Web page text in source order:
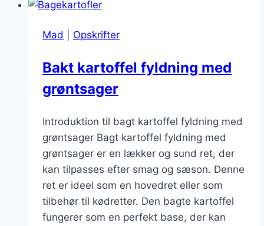
i
Mad
Opskrifter
Bakt kartoffel fyldning med
grøntsager
Introduktion til bagt kartoffel fyldning med
grøntsager Bagt kartoffel fyldning med
grøntsager er en lækker og sund ret, der
kan tilpasses efter smag og sæson. Denne
ret er ideel som en hovedret eller som
tilbehør til kødretter. Den bagte kartoffel
fungerer som en perfekt base, der kan